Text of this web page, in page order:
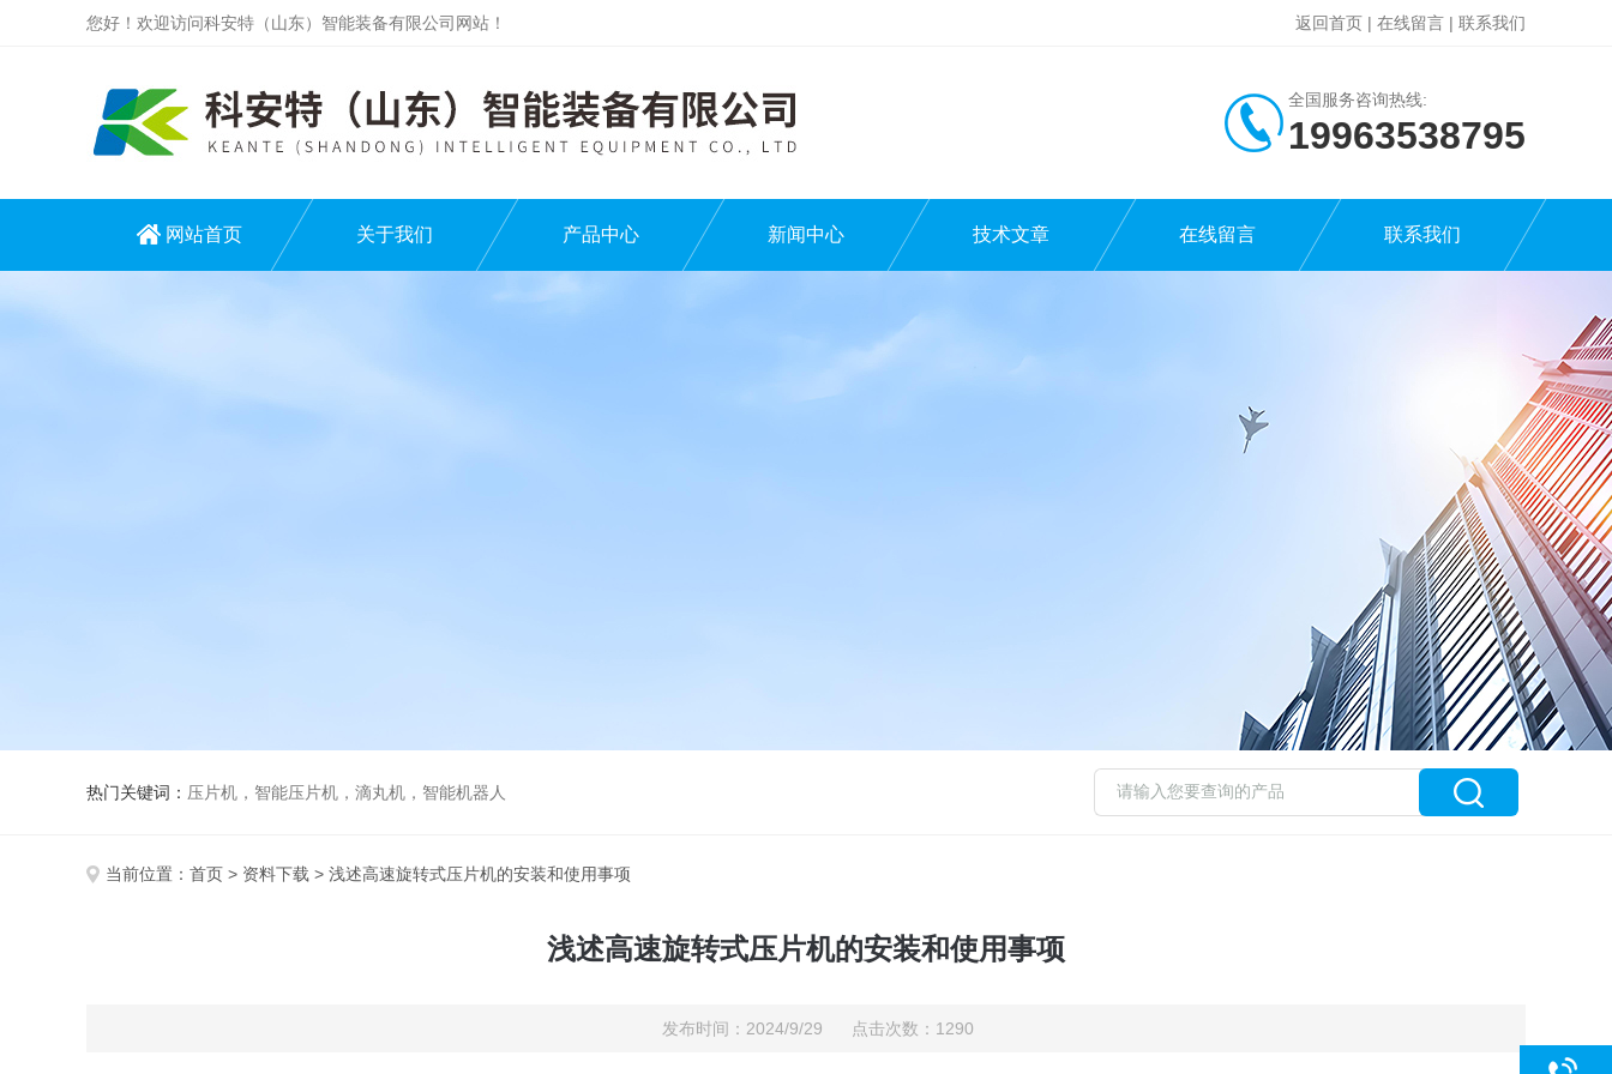
您好！欢迎访问科安特（山东）智能装备有限公司网站！ 返回首页 | 在线留言 | 联系我们
全国服务咨询热线:
19963538795
网站首页 关于我们 产品中心 新闻中心 技术文章 在线留言 联系我们
热门关键词： 压片机，智能压片机，滴丸机，智能机器人
当前位置： 首页 > 资料下载 > 浅述高速旋转式压片机的安装和使用事项
浅述高速旋转式压片机的安装和使用事项
发布时间：2024/9/29 点击次数：1290